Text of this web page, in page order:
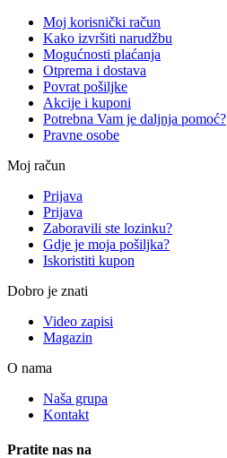
Moj korisnički račun
Kako izvršiti narudžbu
Mogućnosti plaćanja
Otprema i dostava
Povrat pošiljke
Akcije i kuponi
Potrebna Vam je daljnja pomoć?
Pravne osobe
Moj račun
Prijava
Prijava
Zaboravili ste lozinku?
Gdje je moja pošiljka?
Iskoristiti kupon
Dobro je znati
Video zapisi
Magazin
O nama
Naša grupa
Kontakt
Pratite nas na